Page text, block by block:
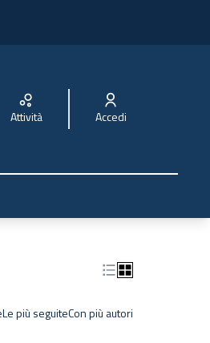
Attività Accedi
Le più seguiteCon più autori